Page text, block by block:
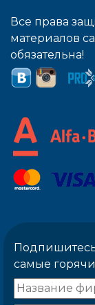
Все права
материалов
обязательна!
самые